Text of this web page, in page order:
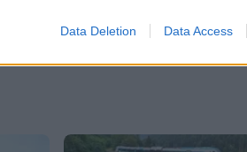
Data Deletion Data Access